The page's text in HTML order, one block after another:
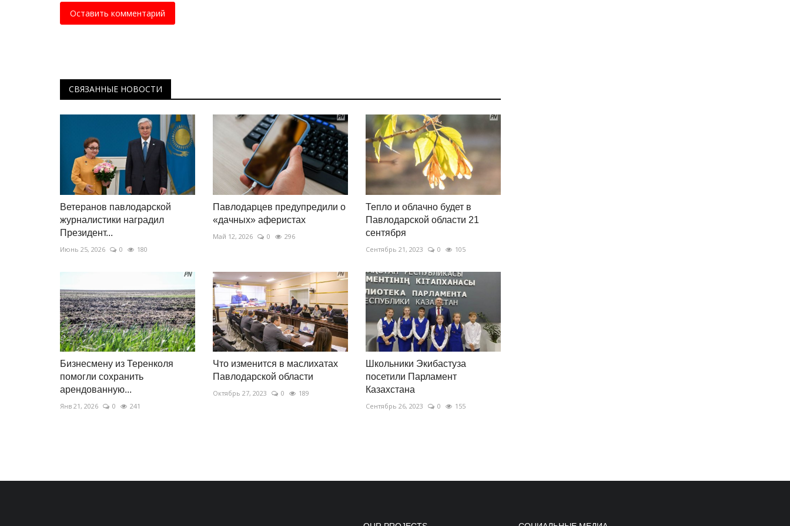
Оставить комментарий
СВЯЗАННЫЕ НОВОСТИ
Ветеранов павлодарской
журналистики наградил
Президент...
Июнь 25, 2026 0 180
Павлодарцев предупредили о
«дачных» аферистах
Май 12, 2026 0 296
Тепло и облачно будет в
Павлодарской области 21
сентября
Сентябрь 21, 2023 0 105
Бизнесмену из Теренколя
помогли сохранить
арендованную...
Янв 21, 2026 0 241
Что изменится в маслихатах
Павлодарской области
Октябрь 27, 2023 0 189
Школьники Экибастуза
посетили Парламент
Казахстана
Сентябрь 26, 2023 0 155